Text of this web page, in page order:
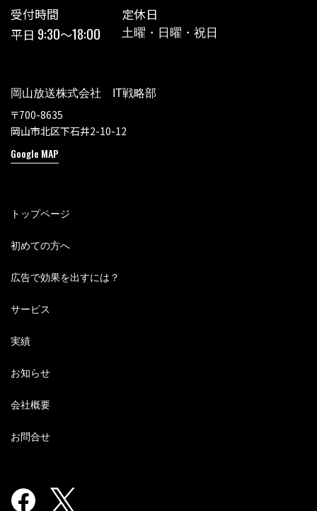
受付時間
平日 9:30〜18:00
定休日
土曜・日曜・祝日
岡山放送株式会社 IT戦略部
〒700-8635
岡山市北区下石井2-10-12
Google MAP
トップページ
初めての方へ
広告で効果を出すには？
サービス
実績
お知らせ
会社概要
お問合せ